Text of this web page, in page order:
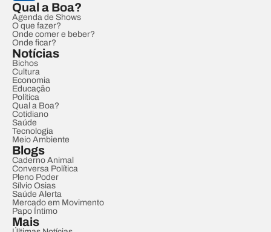
Qual a Boa?
Agenda de Shows
O que fazer?
Onde comer e beber?
Onde ficar?
Notícias
Bichos
Cultura
Economia
Educação
Política
Qual a Boa?
Cotidiano
Saúde
Tecnologia
Meio Ambiente
Blogs
Caderno Animal
Conversa Política
Pleno Poder
Sílvio Osias
Saúde Alerta
Mercado em Movimento
Papo Íntimo
Mais